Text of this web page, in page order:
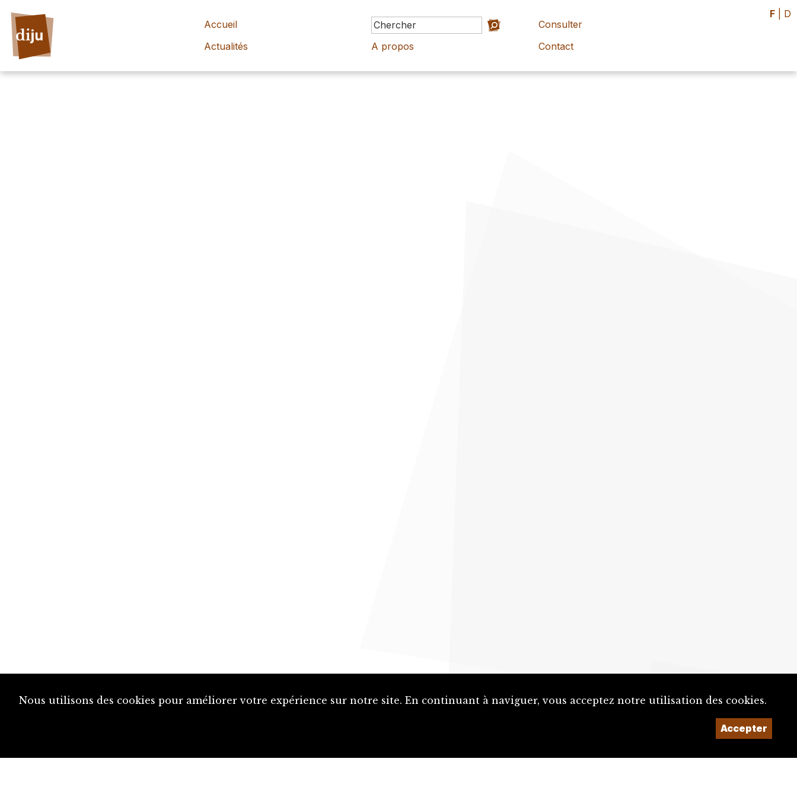
Accueil
Consulter
Actualités
A propos Contact
F D
Nous utilisons des cookies pour améliorer votre expérience sur notre site. En continuant à naviguer, vous acceptez notre utilisation des cookies.
Accepter